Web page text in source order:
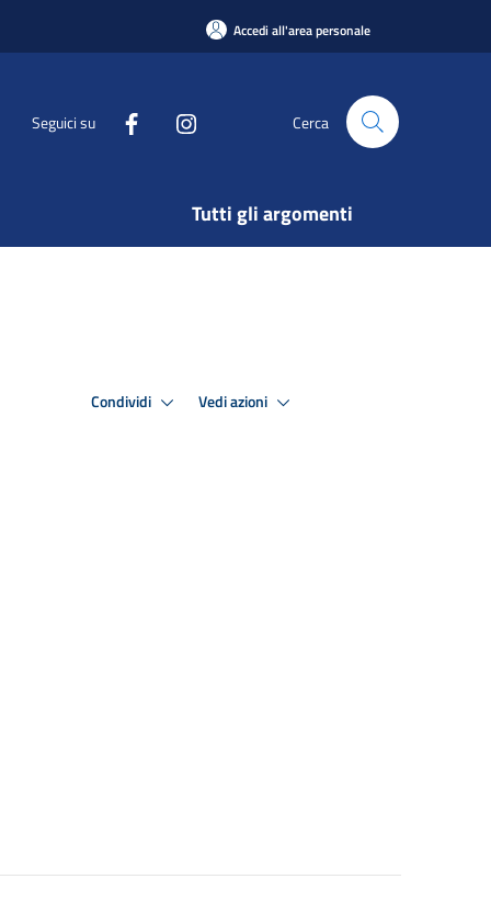
Accedi all'area personale
Seguici su Cerca
Tutti gli argomenti
Condividi Vedi azioni